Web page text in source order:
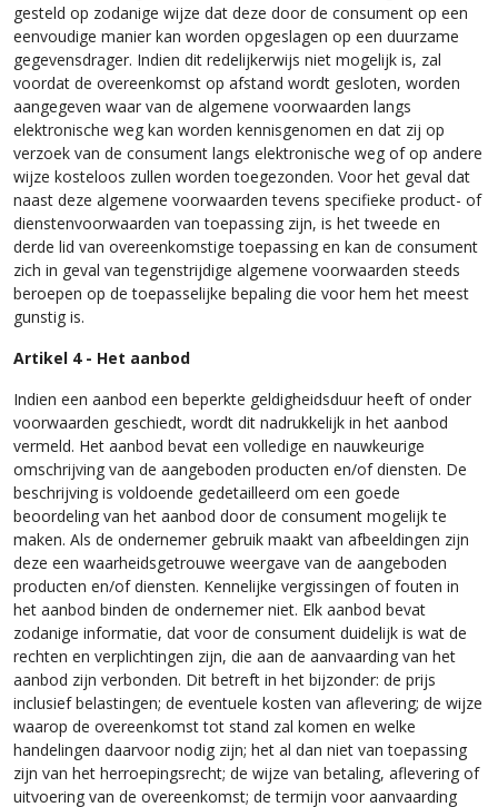
gesteld op zodanige wijze dat deze door de consument op een
eenvoudige manier kan worden opgeslagen op een duurzame
gegevensdrager. Indien dit redelijkerwijs niet mogelijk is, zal
voordat de overeenkomst op afstand wordt gesloten, worden
aangegeven waar van de algemene voorwaarden langs
elektronische weg kan worden kennisgenomen en dat zij op
verzoek van de consument langs elektronische weg of op andere
wijze kosteloos zullen worden toegezonden. Voor het geval dat
naast deze algemene voorwaarden tevens specifieke product- of
dienstenvoorwaarden van toepassing zijn, is het tweede en
derde lid van overeenkomstige toepassing en kan de consument
zich in geval van tegenstrijdige algemene voorwaarden steeds
beroepen op de toepasselijke bepaling die voor hem het meest
gunstig is.
Artikel 4 - Het aanbod
Indien een aanbod een beperkte geldigheidsduur heeft of onder
voorwaarden geschiedt, wordt dit nadrukkelijk in het aanbod
vermeld. Het aanbod bevat een volledige en nauwkeurige
omschrijving van de aangeboden producten en/of diensten. De
beschrijving is voldoende gedetailleerd om een goede
beoordeling van het aanbod door de consument mogelijk te
maken. Als de ondernemer gebruik maakt van afbeeldingen zijn
deze een waarheidsgetrouwe weergave van de aangeboden
producten en/of diensten. Kennelijke vergissingen of fouten in
het aanbod binden de ondernemer niet. Elk aanbod bevat
zodanige informatie, dat voor de consument duidelijk is wat de
rechten en verplichtingen zijn, die aan de aanvaarding van het
aanbod zijn verbonden. Dit betreft in het bijzonder: de prijs
inclusief belastingen; de eventuele kosten van aflevering; de wijze
waarop de overeenkomst tot stand zal komen en welke
handelingen daarvoor nodig zijn; het al dan niet van toepassing
zijn van het herroepingsrecht; de wijze van betaling, aflevering of
uitvoering van de overeenkomst; de termijn voor aanvaarding